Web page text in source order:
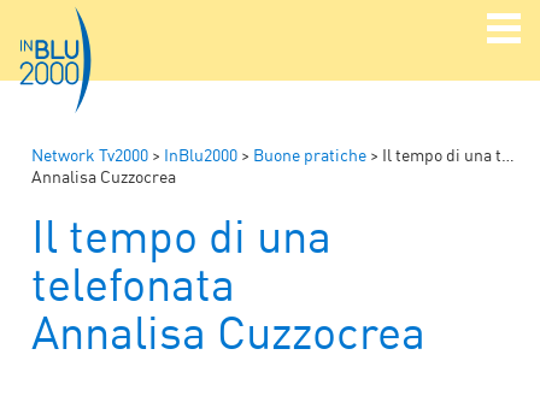
Network Tv2000 > InBlu2000 > Buone pratiche > Il tempo di una telefonata
Annalisa Cuzzocrea
Il tempo di una
telefonata
Annalisa Cuzzocrea